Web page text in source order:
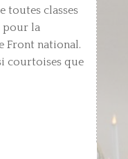
toutes classes
pour la
Front national.
courtoises que